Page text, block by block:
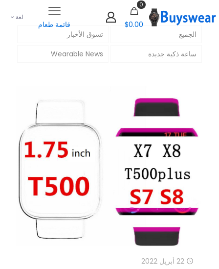
0
$0.00 قائمة طعام
لغة
الجميع
تسوق الأخبار
ساعة ذكية جديدة
Wearable News
22 أبريل 2022